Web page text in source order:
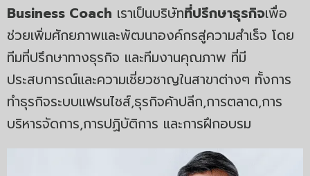
Business Coach เราเป็นบริษัทที่ปรึกษาธุรกิจเพื่อ
ช่วยเพิ่มศักยภาพและพัฒนาองค์กรสู่ความสำเร็จ โดย
ทีมที่ปรึกษาทางธุรกิจ และทีมงานคุณภาพ ที่มี
ประสบการณ์และความเชี่ยวชาญในสาขาต่างๆ ทั้งการ
ทำธุรกิจระบบแฟรนไชส์,ธุรกิจค้าปลีก,การตลาด,การ
บริหารจัดการ,การปฏิบัติการ และการฝึกอบรม